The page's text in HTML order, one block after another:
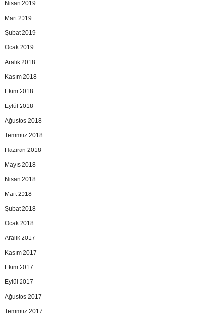
Nisan 2019
Mart 2019
Şubat 2019
Ocak 2019
Aralık 2018
Kasım 2018
Ekim 2018
Eylül 2018
Ağustos 2018
Temmuz 2018
Haziran 2018
Mayıs 2018
Nisan 2018
Mart 2018
Şubat 2018
Ocak 2018
Aralık 2017
Kasım 2017
Ekim 2017
Eylül 2017
Ağustos 2017
Temmuz 2017